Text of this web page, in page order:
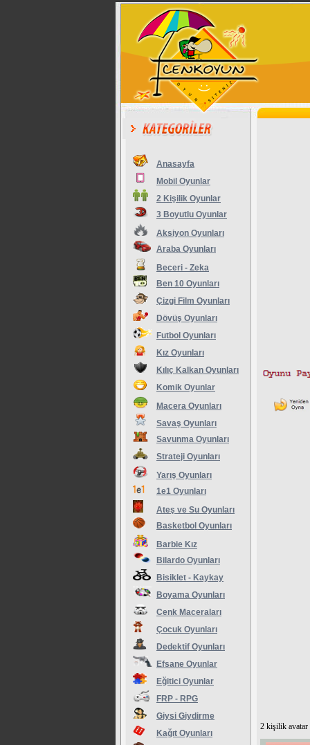
Anasayfa
Mobil Oyunlar
2 Kişilik Oyunlar
3 Boyutlu Oyunlar
Aksiyon Oyunları
Araba Oyunları
Beceri - Zeka
Ben 10 Oyunları
Çizgi Film Oyunları
Dövüş Oyunları
Futbol Oyunları
Kız Oyunları
Kılıç Kalkan Oyunları
Komik Oyunlar
Macera Oyunları
Savaş Oyunları
Savunma Oyunları
Strateji Oyunları
Yarış Oyunları
1e1 Oyunları
Ateş ve Su Oyunları
Basketbol Oyunları
Barbie Kız
Bilardo Oyunları
Bisiklet - Kaykay
Boyama Oyunları
Cenk Maceraları
Çocuk Oyunları
Dedektif Oyunları
Efsane Oyunlar
Eğitici Oyunlar
FRP - RPG
Giysi Giydirme
Kağıt Oyunları
2 kişilik avatar